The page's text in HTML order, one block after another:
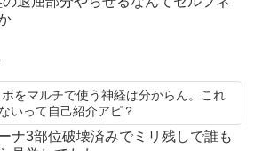
ボをマルチで使う神経は分からん。これ
いって自己紹介アピ？
ナ3部位破壊済みでミリ残しで誰も